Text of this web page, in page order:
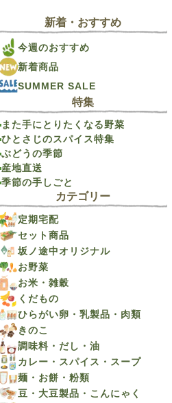
新着・おすすめ
今週のおすすめ
新着商品
SUMMER SALE
特集
また手にとりたくなる野菜
ひとさじのスパイス特集
ぶどうの季節
産地直送
季節の手しごと
カテゴリー
定期宅配
セット商品
坂ノ途中オリジナル
お野菜
お米・雑穀
くだもの
ひらがい卵・乳製品・肉類
きのこ
調味料・だし・油
カレー・スパイス・スープ
麺・お餅・粉類
豆・大豆製品・こんにゃく